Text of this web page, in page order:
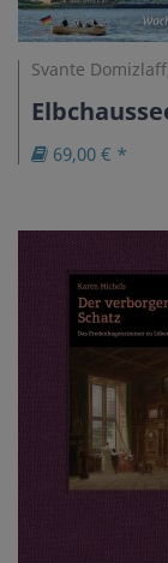
Svante
69,00 € *